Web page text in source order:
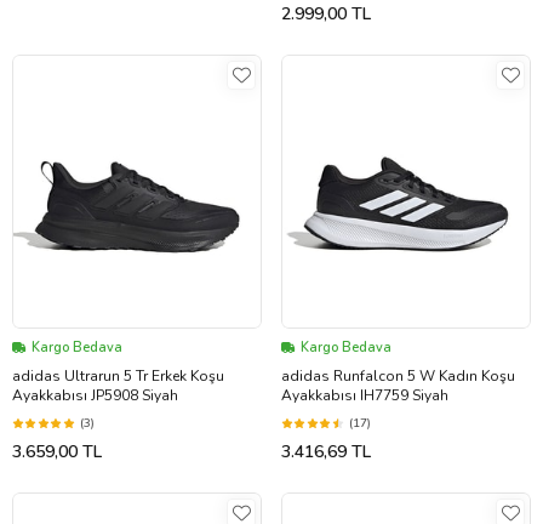
2.999,00 TL
Kargo Bedava
adidas Ultrarun 5 Tr Erkek Koşu
Ayakkabısı JP5908 Siyah
(3)
3.659,00 TL
Kargo Bedava
adidas Runfalcon 5 W Kadın Koşu
Ayakkabısı IH7759 Siyah
(17)
3.416,69 TL